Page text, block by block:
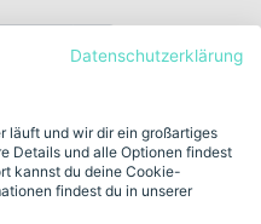
»Next
Abenteuer im
Datenschutzerklärung
läuft und wir dir ein großartiges
Details und alle Optionen findest
kannst du deine Cookie-
findest du in unserer